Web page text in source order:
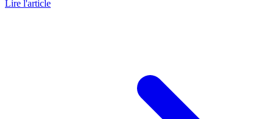
Lire l'article